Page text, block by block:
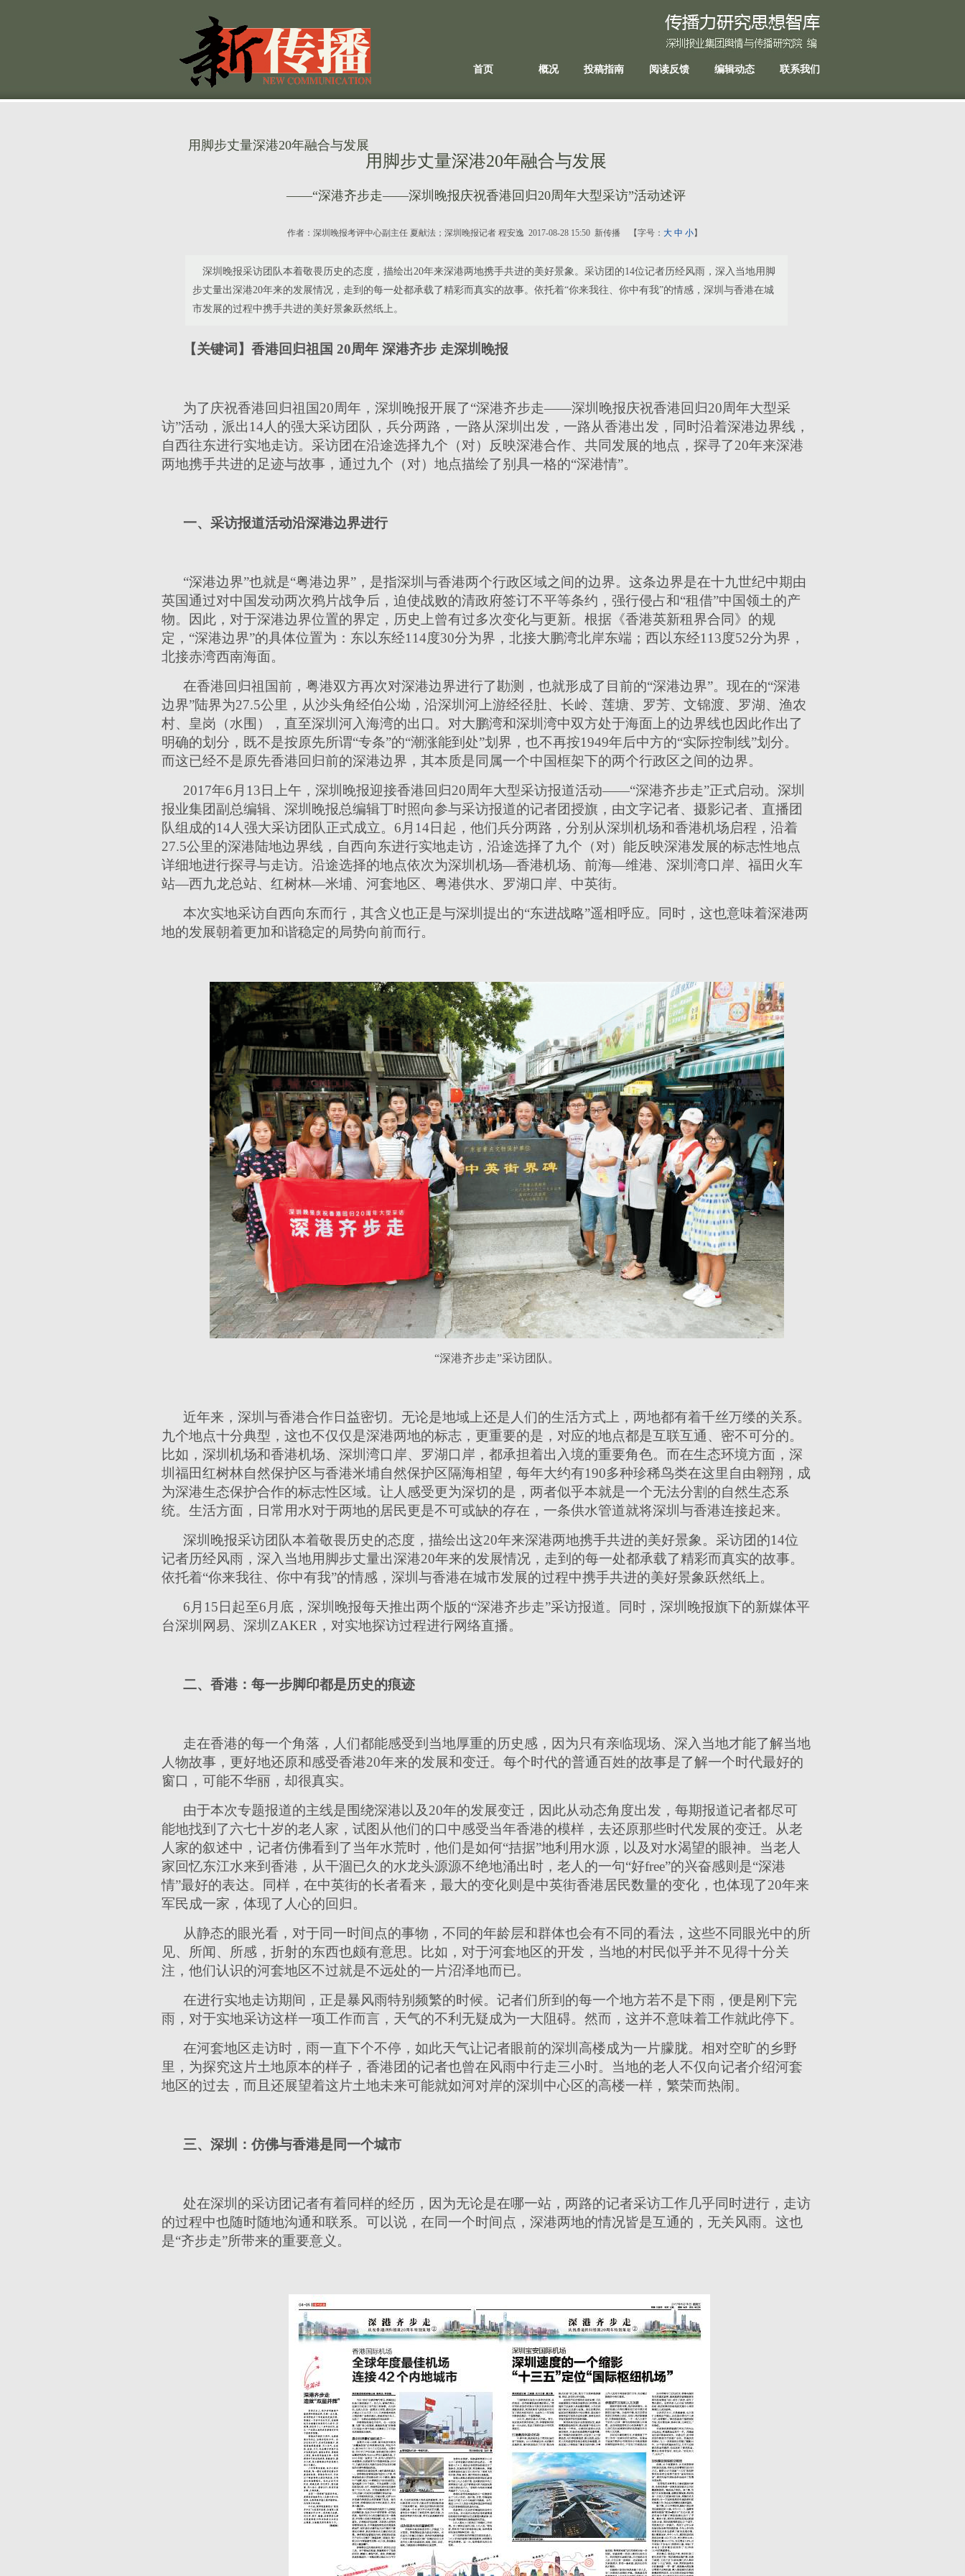
首页 概况 投稿指南 阅读反馈 编辑动态 联系我们
用脚步丈量深港20年融合与发展
用脚步丈量深港20年融合与发展
——“深港齐步走——深圳晚报庆祝香港回归20周年大型采访”活动述评
作者： 深圳晚报考评中心副主任 夏献法；深圳晚报记者 程安逸 2017-08-28 15:50 新传播 【字号： 大 中 小】
深圳晚报采访团队本着敬畏历史的态度，描绘出20年来深港两地携手共进的美好景象。采访团的14位记者历经风雨，深入当地用脚
步丈量出深港20年来的发展情况，走到的每一处都承载了精彩而真实的故事。依托着“你来我往、你中有我”的情感，深圳与香港在城
市发展的过程中携手共进的美好景象跃然纸上。
【关键词】香港回归祖国 20周年 深港齐步 走深圳晚报
为了庆祝香港回归祖国20周年，深圳晚报开展了“深港齐步走——深圳晚报庆祝香港回归20周年大型采
访”活动，派出14人的强大采访团队，兵分两路，一路从深圳出发，一路从香港出发，同时沿着深港边界线，
自西往东进行实地走访。采访团在沿途选择九个（对）反映深港合作、共同发展的地点，探寻了20年来深港
两地携手共进的足迹与故事，通过九个（对）地点描绘了别具一格的“深港情”。
一、采访报道活动沿深港边界进行
“深港边界”也就是“粤港边界”，是指深圳与香港两个行政区域之间的边界。这条边界是在十九世纪中期由
英国通过对中国发动两次鸦片战争后，迫使战败的清政府签订不平等条约，强行侵占和“租借”中国领土的产
物。因此，对于深港边界位置的界定，历史上曾有过多次变化与更新。根据《香港英新租界合同》的规
定，“深港边界”的具体位置为：东以东经114度30分为界，北接大鹏湾北岸东端；西以东经113度52分为界，
北接赤湾西南海面。
在香港回归祖国前，粤港双方再次对深港边界进行了勘测，也就形成了目前的“深港边界”。现在的“深港
边界”陆界为27.5公里，从沙头角经伯公坳，沿深圳河上游经径肚、长岭、莲塘、罗芳、文锦渡、罗湖、渔农
村、皇岗（水围），直至深圳河入海湾的出口。对大鹏湾和深圳湾中双方处于海面上的边界线也因此作出了
明确的划分，既不是按原先所谓“专条”的“潮涨能到处”划界，也不再按1949年后中方的“实际控制线”划分。
而这已经不是原先香港回归前的深港边界，其本质是同属一个中国框架下的两个行政区之间的边界。
2017年6月13日上午，深圳晚报迎接香港回归20周年大型采访报道活动——“深港齐步走”正式启动。深圳
报业集团副总编辑、深圳晚报总编辑丁时照向参与采访报道的记者团授旗，由文字记者、摄影记者、直播团
队组成的14人强大采访团队正式成立。6月14日起，他们兵分两路，分别从深圳机场和香港机场启程，沿着
27.5公里的深港陆地边界线，自西向东进行实地走访，沿途选择了九个（对）能反映深港发展的标志性地点
详细地进行探寻与走访。沿途选择的地点依次为深圳机场—香港机场、前海—维港、深圳湾口岸、福田火车
站—西九龙总站、红树林—米埔、河套地区、粤港供水、罗湖口岸、中英街。
本次实地采访自西向东而行，其含义也正是与深圳提出的“东进战略”遥相呼应。同时，这也意味着深港两
地的发展朝着更加和谐稳定的局势向前而行。
“深港齐步走”采访团队。
近年来，深圳与香港合作日益密切。无论是地域上还是人们的生活方式上，两地都有着千丝万缕的关系。
九个地点十分典型，这也不仅仅是深港两地的标志，更重要的是，对应的地点都是互联互通、密不可分的。
比如，深圳机场和香港机场、深圳湾口岸、罗湖口岸，都承担着出入境的重要角色。而在生态环境方面，深
圳福田红树林自然保护区与香港米埔自然保护区隔海相望，每年大约有190多种珍稀鸟类在这里自由翱翔，成
为深港生态保护合作的标志性区域。让人感受更为深切的是，两者似乎本就是一个无法分割的自然生态系
统。生活方面，日常用水对于两地的居民更是不可或缺的存在，一条供水管道就将深圳与香港连接起来。
深圳晚报采访团队本着敬畏历史的态度，描绘出这20年来深港两地携手共进的美好景象。采访团的14位
记者历经风雨，深入当地用脚步丈量出深港20年来的发展情况，走到的每一处都承载了精彩而真实的故事。
依托着“你来我往、你中有我”的情感，深圳与香港在城市发展的过程中携手共进的美好景象跃然纸上。
6月15日起至6月底，深圳晚报每天推出两个版的“深港齐步走”采访报道。同时，深圳晚报旗下的新媒体平
台深圳网易、深圳ZAKER，对实地探访过程进行网络直播。
二、香港：每一步脚印都是历史的痕迹
走在香港的每一个角落，人们都能感受到当地厚重的历史感，因为只有亲临现场、深入当地才能了解当地
人物故事，更好地还原和感受香港20年来的发展和变迁。每个时代的普通百姓的故事是了解一个时代最好的
窗口，可能不华丽，却很真实。
由于本次专题报道的主线是围绕深港以及20年的发展变迁，因此从动态角度出发，每期报道记者都尽可
能地找到了六七十岁的老人家，试图从他们的口中感受当年香港的模样，去还原那些时代发展的变迁。从老
人家的叙述中，记者仿佛看到了当年水荒时，他们是如何“拮据”地利用水源，以及对水渴望的眼神。当老人
家回忆东江水来到香港，从干涸已久的水龙头源源不绝地涌出时，老人的一句“好free”的兴奋感则是“深港
情”最好的表达。同样，在中英街的长者看来，最大的变化则是中英街香港居民数量的变化，也体现了20年来
军民成一家，体现了人心的回归。
从静态的眼光看，对于同一时间点的事物，不同的年龄层和群体也会有不同的看法，这些不同眼光中的所
见、所闻、所感，折射的东西也颇有意思。比如，对于河套地区的开发，当地的村民似乎并不见得十分关
注，他们认识的河套地区不过就是不远处的一片沼泽地而已。
在进行实地走访期间，正是暴风雨特别频繁的时候。记者们所到的每一个地方若不是下雨，便是刚下完
雨，对于实地采访这样一项工作而言，天气的不利无疑成为一大阻碍。然而，这并不意味着工作就此停下。
在河套地区走访时，雨一直下个不停，如此天气让记者眼前的深圳高楼成为一片朦胧。相对空旷的乡野
里，为探究这片土地原本的样子，香港团的记者也曾在风雨中行走三小时。当地的老人不仅向记者介绍河套
地区的过去，而且还展望着这片土地未来可能就如河对岸的深圳中心区的高楼一样，繁荣而热闹。
三、深圳：仿佛与香港是同一个城市
处在深圳的采访团记者有着同样的经历，因为无论是在哪一站，两路的记者采访工作几乎同时进行，走访
的过程中也随时随地沟通和联系。可以说，在同一个时间点，深港两地的情况皆是互通的，无关风雨。这也
是“齐步走”所带来的重要意义。